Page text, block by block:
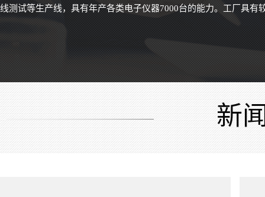
线测试等生产线，具有年产各类电子仪器7000台的能力。工厂具有
模具设计与制造能力，可进行新产品的开发和研制。
近年来工厂力克超高压难关，生产的5-10万伏耐压测试仪，抗
造型美观，质量稳定。根据医用电气设备GB9706.1标准，研制生产
地、泄漏电流测试仪，以高可靠性受到用户的广泛好评，在全国的
的信誉和市场占有率。
“长江牌”系列安规测试仪器是通用性的测量仪器，其中高压交、
缘电阻测试仪、泄漏电流测试仪、接地电阻测试仪，广泛应用于电
研院所、国防军工、航空航天、通讯设备、电力系统、铁路车辆、
器械、电子仪器、电工器材及元器件、微电脑生产企业的试验和出
新